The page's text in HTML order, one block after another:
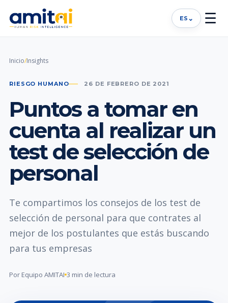
ES ⌄ ☰
Inicio/Insights
RIESGO HUMANO 26 DE FEBRERO DE 2021
Puntos a tomar en
cuenta al realizar un
test de selección de
personal
Te compartimos los consejos de los test de
selección de personal para que contrates al
mejor de los postulantes que estás buscando
para tus empresas
Por Equipo AMITAI 3 min de lectura